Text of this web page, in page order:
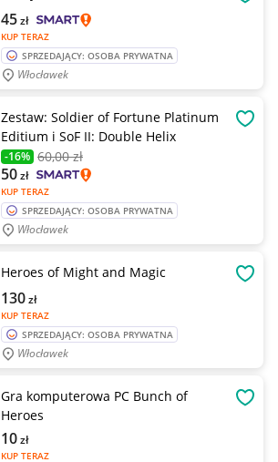
KUP TERAZ
45zł
SPRZEDAJĄCY: OSOBA PRYWATNA
Włocławek
Zestaw: Soldier of Fortune Platinum
Editium i SoF II: Double Helix
-16% 60,00 zł
KUP TERAZ
50zł
SPRZEDAJĄCY: OSOBA PRYWATNA
Włocławek
Heroes of Might and Magic
KUP TERAZ
130zł
SPRZEDAJĄCY: OSOBA PRYWATNA
Włocławek
Gra komputerowa PC Bunch of
Heroes
KUP TERAZ
10zł